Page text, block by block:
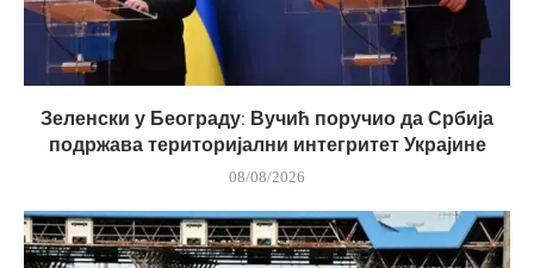
Зеленски у Београду: Вучић поручио да Србија
подржава територијални интегритет Украјине
08/08/2026